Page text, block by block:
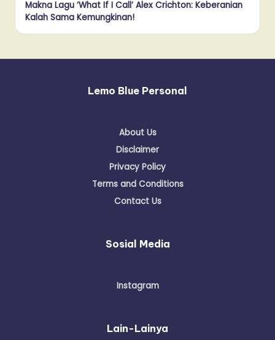
Makna Lagu ‘What If I Call’ Alex Crichton: Keberanian
Kalah Sama Kemungkinan!
Lemo Blue Personal
About Us
Disclaimer
Privacy Policy
Terms and Conditions
Contact Us
Sosial Media
Instagram
Lain-Lainya